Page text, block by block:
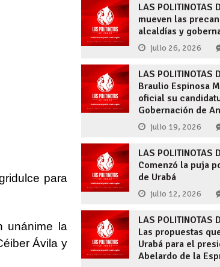
para
unánime la
Ávila y
LAS POLITINOTAS
mueven las
alcaldías y
julio 26, 2026
LAS POLITINOTAS
Braulio Espinosa
oficial su
Gobernación de
julio 19, 2026
LAS POLITINOTAS
Comenzó la puja
de Urabá
julio 12, 2026
LAS POLITINOTAS
Las propuestas
Urabá para el
Abelardo de la